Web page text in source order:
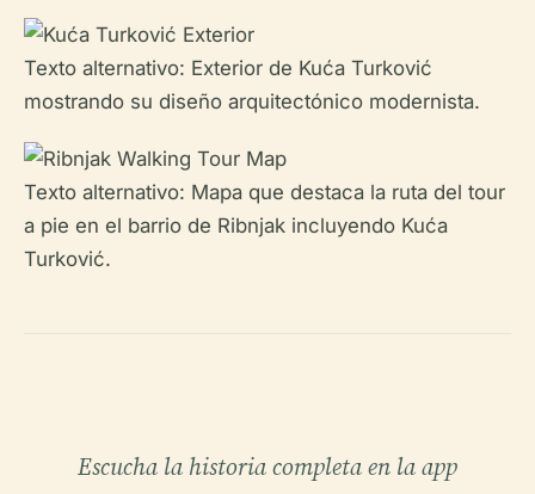
Texto alternativo: Exterior de Kuća Turković
mostrando su diseño arquitectónico modernista.
Texto alternativo: Mapa que destaca la ruta del tour
a pie en el barrio de Ribnjak incluyendo Kuća
Turković.
Escucha la historia completa en la app